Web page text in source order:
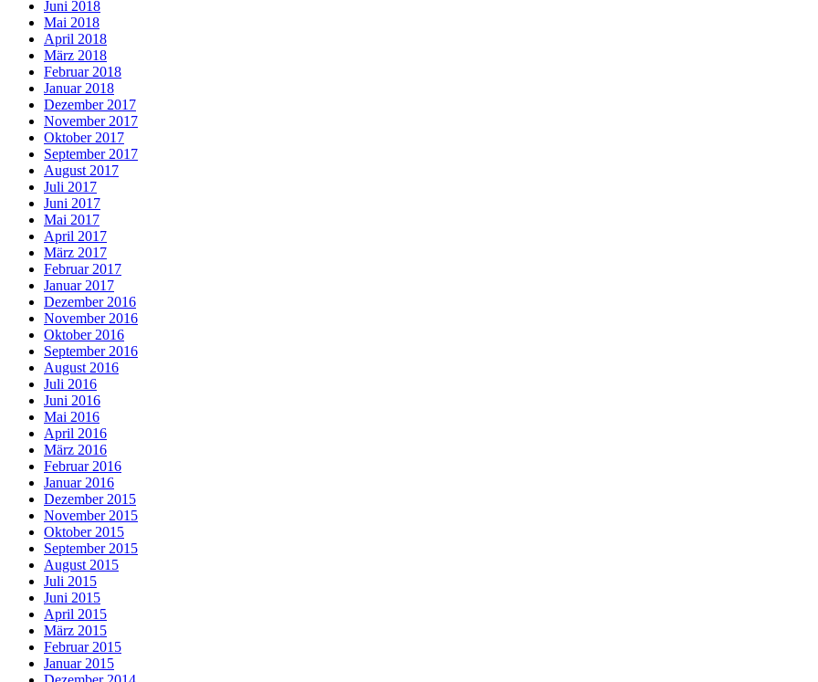
Juni 2018
Mai 2018
April 2018
März 2018
Februar 2018
Januar 2018
Dezember 2017
November 2017
Oktober 2017
September 2017
August 2017
Juli 2017
Juni 2017
Mai 2017
April 2017
März 2017
Februar 2017
Januar 2017
Dezember 2016
November 2016
Oktober 2016
September 2016
August 2016
Juli 2016
Juni 2016
Mai 2016
April 2016
März 2016
Februar 2016
Januar 2016
Dezember 2015
November 2015
Oktober 2015
September 2015
August 2015
Juli 2015
Juni 2015
April 2015
März 2015
Februar 2015
Januar 2015